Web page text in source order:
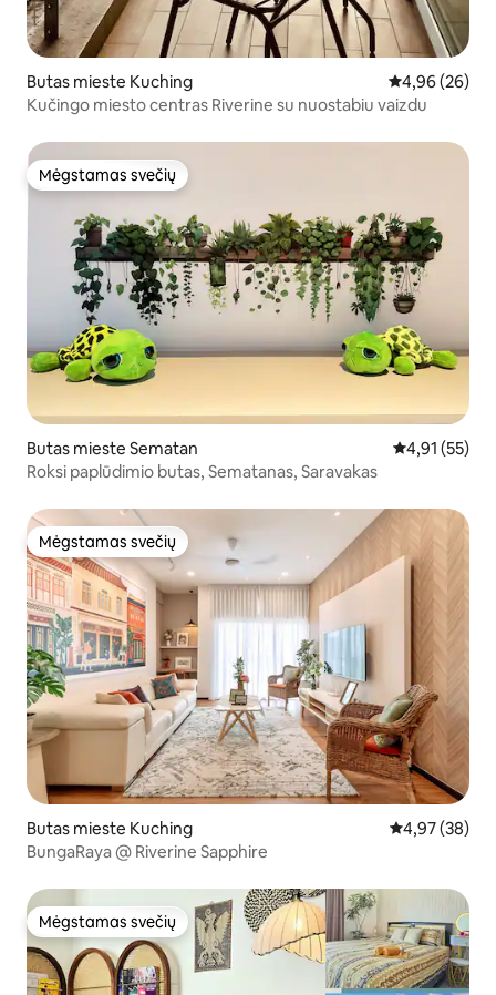
Butas mieste Kuching Vidutinis
4,96 (26)
Kučingo miesto centras Riverine su nuostabiu vaizdu
Mėgstamas svečių
Mėgstamas svečių
Butas mieste Sematan Vidutinis
4,91 (55)
Roksi paplūdimio butas, Sematanas, Saravakas
Mėgstamas svečių
Mėgstamas svečių
Butas mieste Kuching Vidutinis
4,97 (38)
BungaRaya @ Riverine Sapphire
Mėgstamas svečių
Mėgstamas svečių